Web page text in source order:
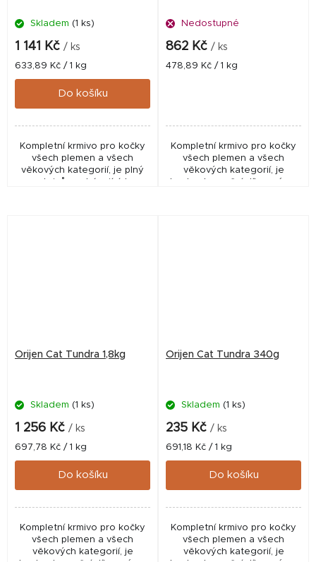
Skladem (1 ks)
1 141 Kč / ks
Měrná
cena:
633,89 Kč / 1 kg
Do košíku
Kompletní krmivo pro kočky
všech plemen a všech
věkových kategorií, je plný
Nedostupné
862 Kč / ks
Měrná
478,89 Kč / 1 kg
Kompletní krmivo pro kočky
všech plemen a všech
věkových kategorií, je
Orijen Cat Tundra 1,8kg
Skladem (1 ks)
1 256 Kč / ks
Měrná
cena:
697,78 Kč / 1 kg
Do košíku
Kompletní krmivo pro kočky
všech plemen a všech
věkových kategorií, je
Orijen Cat Tundra 340g
Skladem (1 ks)
235 Kč / ks
Měrná
cena:
691,18 Kč / 1 kg
Do košíku
Kompletní krmivo pro kočky
všech plemen a všech
věkových kategorií, je